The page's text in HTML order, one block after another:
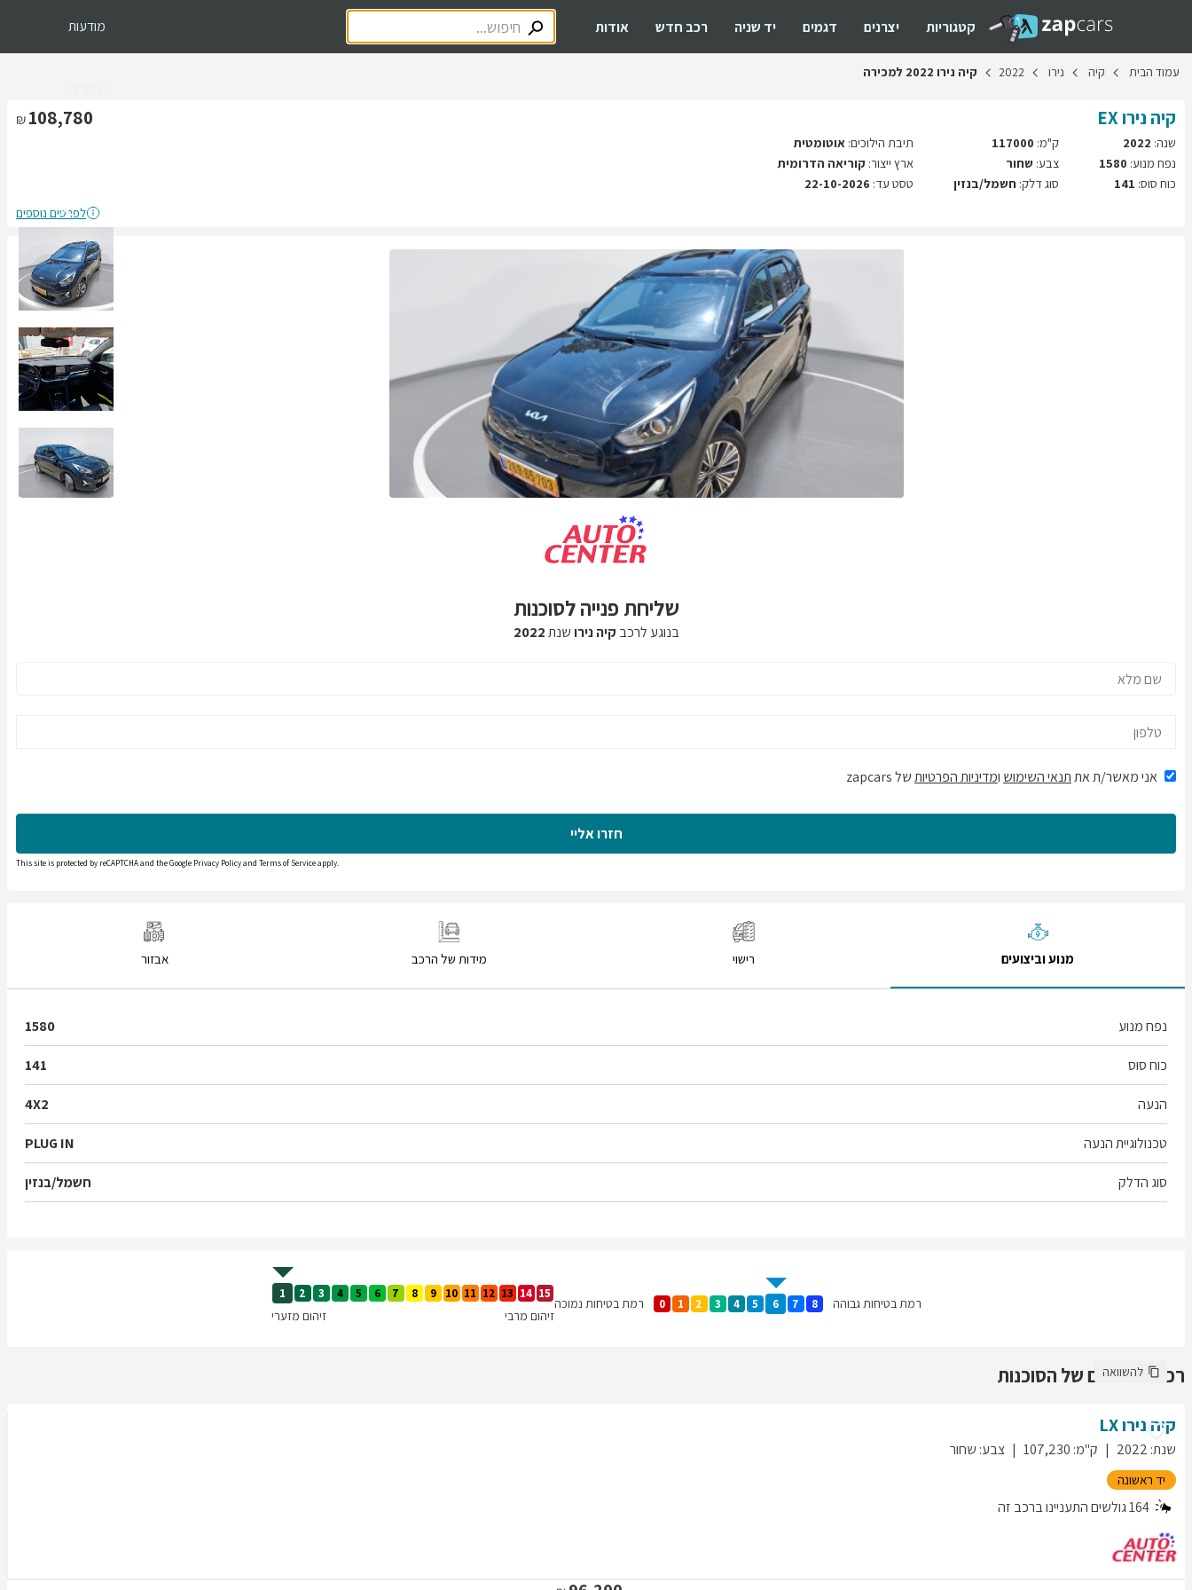
קטגוריות יצרנים דגמים יד שניה רכב חדש אודות מודעות
עמוד הבית קיה נירו 2022 קיה נירו 2022 למכירה
קיה נירוEX
108,780
שנה: 2022
נפח מנוע: 1580
כוח סוס: 141
ק"מ: 117000
צבע: שחור
סוג דלק: חשמל/בנזין
תיבת הילוכים: אוטומטית
ארץ ייצור: קוריאה הדרומית
טסט עד: 22-10-2026
לפרטים נוספים
שליחת פנייה לסוכנות
בנוגע לרכב קיה נירושנת2022
אני מאשר/ת אתתנאי השימוש ומדיניות הפרטיותשל zapcars
חזרו אליי
This site is protected by reCAPTCHA and the Google Privacy Policyand Terms of Serviceapply.
מנוע וביצועים רישוי מידות של הרכב אבזור
נפח מנוע 1580
כוח סוס 141
הנעה 4X2
טכנולוגיית הנעה PLUG IN
סוג הדלק חשמל/בנזין
רמת בטיחות גבוהה 0 1 2 3 4 5 6 7 8 רמת בטיחות נמוכה
1 2 3 4 5 6 7 8 9 10 11 12 13 14 15
זיהום מרבי זיהום מזערי
רכבים נוספים של הסוכנות
להשוואה
קיה נירוLX
שנת:
2022 ק"מ:
107,230 צבע: שחור
יד ראשונה
164גולשים התעניינו ברכב זה